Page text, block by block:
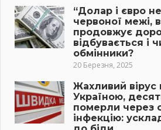
“Долар і євро
червоної межі,
продовжує
відбувається і
обмінники?
20 Березня, 2025
Жахливий вірус
Україною,
померли через
інфекцію: